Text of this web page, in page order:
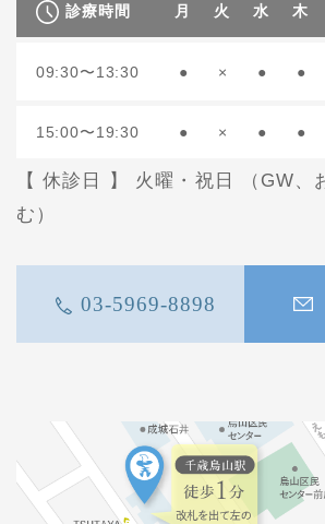
診療時間 月 火 水 木
09:30〜13:30 ● × ● ●
15:00〜19:30 ● × ● ●
【 休診日 】 火曜・祝日 （GW、
む）
03-5969-8898